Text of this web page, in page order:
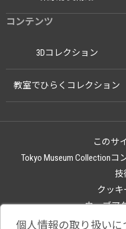
コンテンツ
3Dコレクション
教室でひらくコレクション
このサ
Tokyo Museum Collection
技
クッ
ウェブア
関
個人情報の取り扱いに